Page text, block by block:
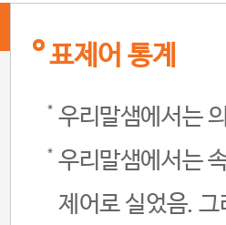
표제어 통계
우리말샘에서는
우리말샘에서는
제어로 실었음.